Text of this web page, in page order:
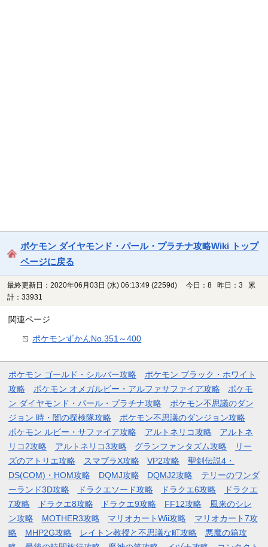
ポケモン ダイヤモンド・パール・プラチナ攻略Wiki トップ
ページに戻る
最終更新日：2020年06月03日 (水) 06:13:49 (2259d)
今日：8 昨日：3 累
計：33931
関連ページ
ポケモンずかんNo.351～400
ポケモン ゴールド・シルバー攻略
ポケモン ブラック・ホワイト
攻略
ポケモン オメガルビー・アルファサファイア攻略
ポケモ
ン ダイヤモンド・パール・プラチナ攻略
ポケモン不思議のダン
ジョン 時・闇の探検隊攻略
ポケモン不思議のダンジョン攻略
ポケモン ルビー・サファイア攻略
アルトネリコ攻略
アルトネ
リコ2攻略
アルトネリコ3攻略 グランファンタズム攻略
リー
ズのアトリエ攻略
スマブラX攻略 VP2攻略
聖剣伝説4・
DS(COM)・HOM攻略
DQMJ攻略 DQMJ2攻略
テリーのワンダ
ーランド3D攻略
ドラクエソード攻略 ドラクエ6攻略
ドラクエ
7攻略
ドラクエ8攻略 ドラクエ9攻略 FF12攻略
風来のシレ
ン攻略
MOTHER3攻略 マリオカートWii攻略
マリオカート7攻
略
MHP2G攻略 レイトン教授と不思議な町攻略
悪魔の箱攻